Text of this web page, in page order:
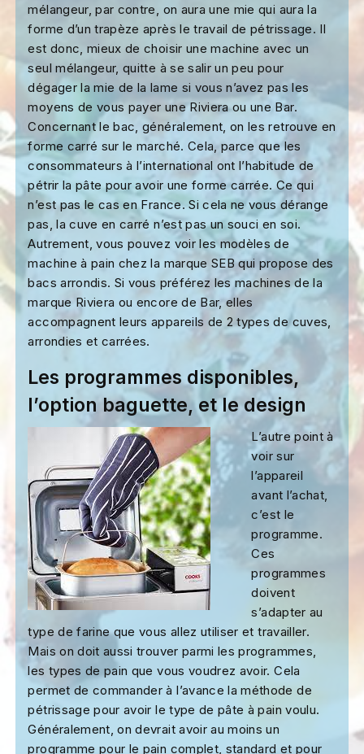
mélangeur, par contre, on aura une mie qui aura la
forme d’un trapèze après le travail de pétrissage. Il
est donc, mieux de choisir une machine avec un
seul mélangeur, quitte à se salir un peu pour
dégager la mie de la lame si vous n’avez pas les
moyens de vous payer une Riviera ou une Bar.
Concernant le bac, généralement, on les retrouve en
forme carré sur le marché. Cela, parce que les
consommateurs à l’international ont l’habitude de
pétrir la pâte pour avoir une forme carrée. Ce qui
n’est pas le cas en France. Si cela ne vous dérange
pas, la cuve en carré n’est pas un souci en soi.
Autrement, vous pouvez voir les modèles de
machine à pain chez la marque SEB qui propose des
bacs arrondis. Si vous préférez les machines de la
marque Riviera ou encore de Bar, elles
accompagnent leurs appareils de 2 types de cuves,
arrondies et carrées.
Les programmes disponibles,
l’option baguette, et le design
L’autre point à
voir sur
l’appareil
avant l’achat,
c’est le
programme.
Ces
programmes
doivent
s’adapter au
type de farine que vous allez utiliser et travailler.
Mais on doit aussi trouver parmi les programmes,
les types de pain que vous voudrez avoir. Cela
permet de commander à l’avance la méthode de
pétrissage pour avoir le type de pâte à pain voulu.
Généralement, on devrait avoir au moins un
programme pour le pain complet, standard et pour